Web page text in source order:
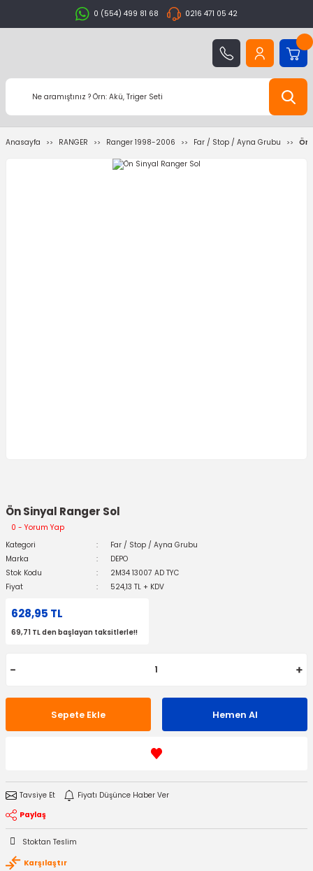
0 (554) 499 81 68 0216 471 05 42
Anasayfa RANGER Ranger 1998-2006 Far / Stop / Ayna Grubu Ön
Ön Sinyal Ranger Sol
0 - Yorum Yap
Kategori
Far / Stop / Ayna Grubu
Marka
DEPO
Stok Kodu
2M34 13007 AD TYC
Fiyat
524,13 TL + KDV
628,95 TL
69,71 TL den başlayan taksitlerle!!
Sepete Ekle Hemen Al
Tavsiye Et
Fiyatı Düşünce Haber Ver
Paylaş
Stoktan Teslim
Karşılaştır